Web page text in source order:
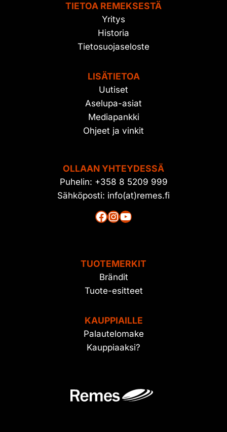
TIETOA REMEKSESTÄ
Yritys
Historia
Tietosuojaseloste
LISÄTIETOA
Uutiset
Aselupa-asiat
Mediapankki
Ohjeet ja vinkit
OLLAAN YHTEYDESSÄ
Puhelin: +358 8 5209 999
Sähköposti: info(at)remes.fi
Facebook
Instagram
YouTube
TUOTEMERKIT
Brändit
Tuote-esitteet
KAUPPIAILLE
Palautelomake
Kauppiaaksi?